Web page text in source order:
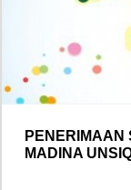
PENERIMAAN
MADINA